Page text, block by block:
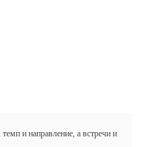
и направление, а встречи и